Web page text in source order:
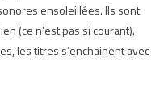
ensoleillées. Ils sont
(ce n’est pas si courant).
les titres s’enchainent avec